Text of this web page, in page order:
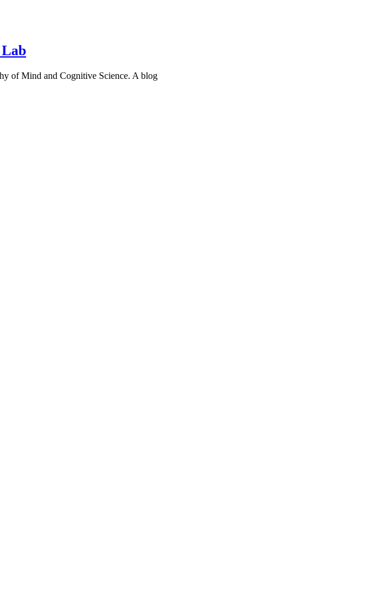
Lab
of Mind and Cognitive Science. A blog